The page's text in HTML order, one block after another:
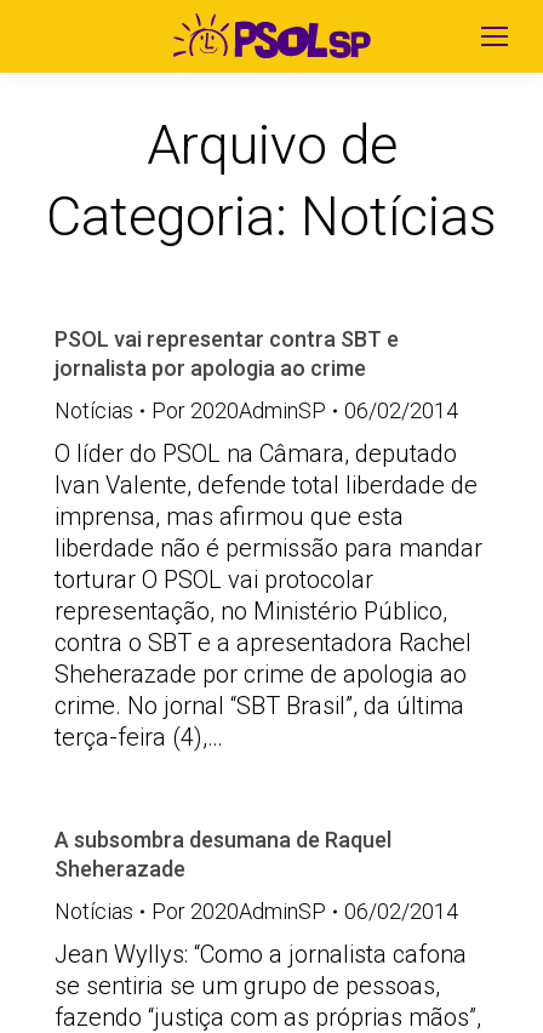
Arquivo de
Categoria: Notícias
PSOL vai representar contra SBT e
jornalista por apologia ao crime
Notícias
Por 2020AdminSP 06/02/2014
O líder do PSOL na Câmara, deputado
Ivan Valente, defende total liberdade de
imprensa, mas afirmou que esta
liberdade não é permissão para mandar
torturar O PSOL vai protocolar
representação, no Ministério Público,
contra o SBT e a apresentadora Rachel
Sheherazade por crime de apologia ao
crime. No jornal “SBT Brasil”, da última
terça-feira (4),…
A subsombra desumana de Raquel
Sheherazade
Notícias
Por 2020AdminSP 06/02/2014
Jean Wyllys: “Como a jornalista cafona
se sentiria se um grupo de pessoas,
fazendo “justiça com as próprias mãos”,